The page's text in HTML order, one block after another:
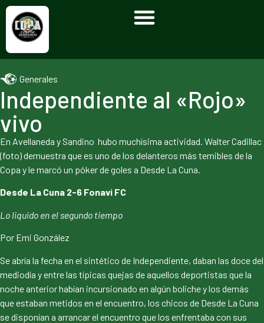
Generales
Independiente al «Rojo»
vivo
En Avellaneda y Sandino hubo muchísima actividad. Walter Cadillac
(foto) demuestra que es uno de los delanteros más temibles de la
Copa y le marcó un póker de goles a Desde La Cuna.
Desde La Cuna 2-6 Fonavi FC
Lo liquido en el segundo tiempo
Por Emi González
Se abría la fecha en el sintético de Independiente, daban las doce del
mediodía y entre las típicas quejas de aquellos deportistas que la
noche anterior habían incursionado en algún boliche y los demás
que estaban metidos en el encuentro, los chicos de Desde La Cuna
se disponían a arrancar el encuentro que los enfrentaba con sus